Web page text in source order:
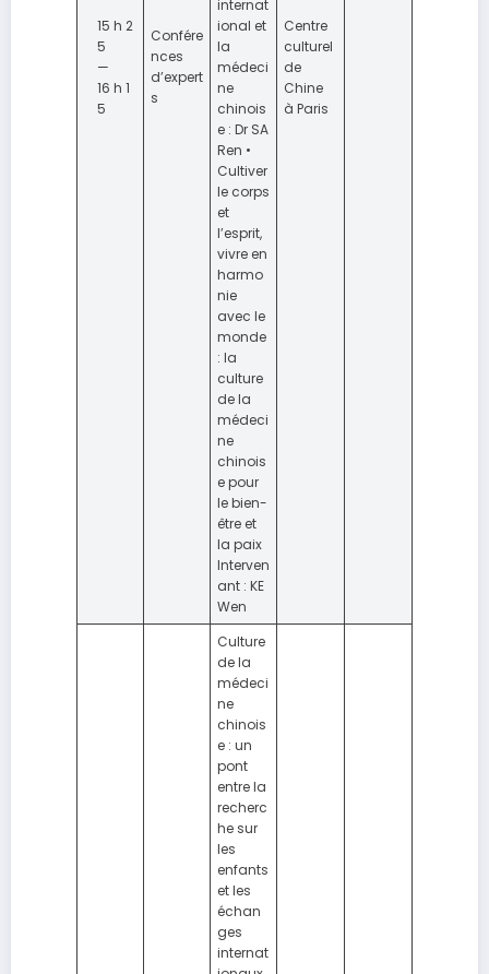
15 h 2
5
—
16 h 1
5
Confére
nces
d’expert
s
internat
ional et
la
médeci
ne
chinois
e : Dr SA
Ren •
Cultiver
le corps
et
l’esprit,
vivre en
harmo
nie
avec le
monde
: la
culture
de la
médeci
ne
chinois
e pour
le bien-
être et
la paix
Interven
ant : KE
Wen
Centre
culturel
de
Chine
à Paris
Culture
de la
médeci
ne
chinois
e : un
pont
entre la
recherc
he sur
les
enfants
et les
échan
ges
internat